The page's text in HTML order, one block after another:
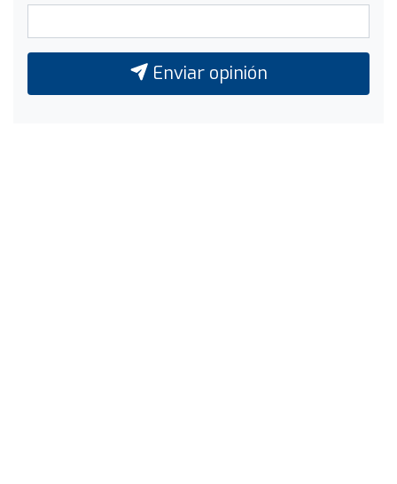
Enviar opinión